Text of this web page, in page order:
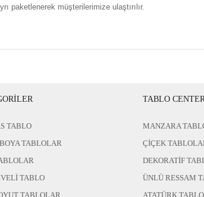
paketlenerek müşterilerimize ulaştırılır.
TABLO
TABLOLAR
TABLO
TABLOLAR
TABLO
MANZARA
ÇİÇEK
DEKORATİF
ÜNLÜ RESSAM
ATATÜRK